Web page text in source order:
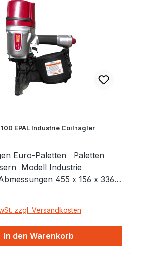
am Gerät
für geraden Schuss
Feuermodus, Kontakt- und
EPAL Industrie Coilnagler
Paletten Paletten
bar
drahtgebundene Epal-
8,6 mm
zzgl. Versandkosten
In den Warenkorb